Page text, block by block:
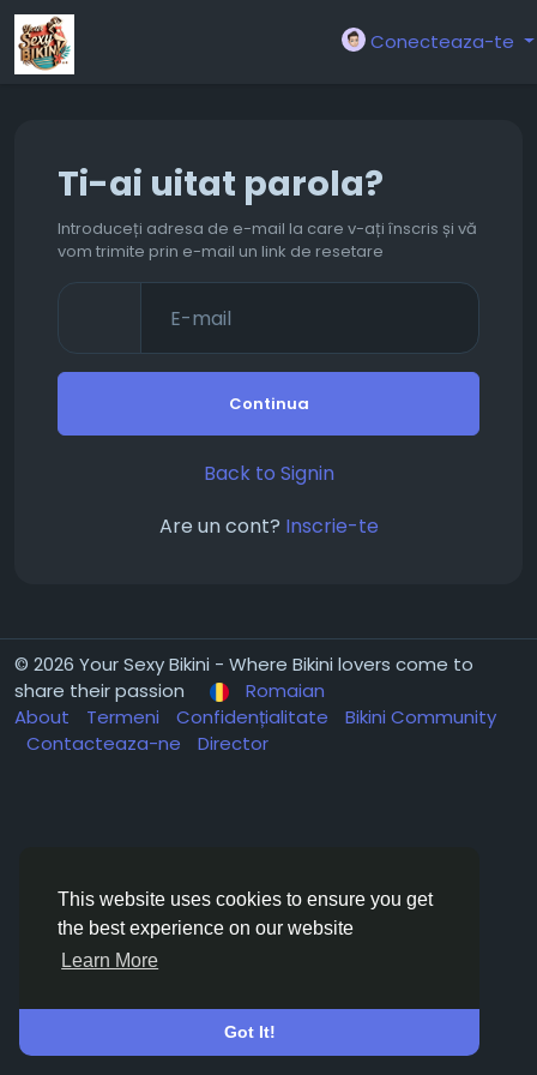
This website uses cookies to ensure you get
the best experience on our website
Learn More
Got It!
Conecteaza-te
Ti-ai uitat parola?
Introduceți adresa de e-mail la care v-ați înscris și vă
vom trimite prin e-mail un link de resetare
Continua
Back to Signin
Are un cont? Inscrie-te
© 2026 Your Sexy Bikini - Where Bikini lovers come to
share their passion
Romaian
About
Termeni Confidențialitate
Bikini Community
Contacteaza-ne
Director